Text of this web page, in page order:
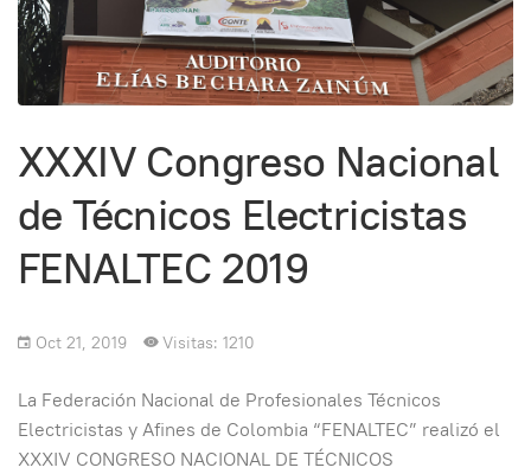
XXXIV Congreso Nacional
de Técnicos Electricistas
FENALTEC 2019
Oct 21, 2019 Visitas: 1210
La Federación Nacional de Profesionales Técnicos
Electricistas y Afines de Colombia “FENALTEC” realizó el
XXXIV CONGRESO NACIONAL DE TÉCNICOS